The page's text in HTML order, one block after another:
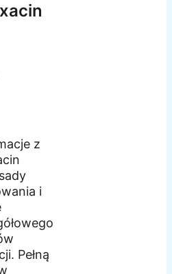
z
i
Pełną